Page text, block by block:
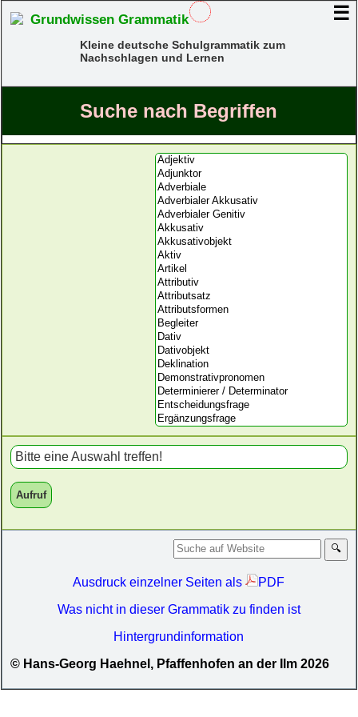
Grundwissen Grammatik
Kleine deutsche Schulgrammatik zum
Nachschlagen und Lernen
☰
Suche nach Begriffen
Bitte eine Auswahl treffen!
Aufruf
Ausdruck einzelner Seiten als
PDF
Was nicht in dieser Grammatik zu finden ist
Hintergrundinformation